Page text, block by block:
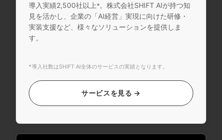
導入実績2,500社以上 *。株式会社SHIFT AIが持つ知
見を活かし、企業の「AI経営」実現に向けた研修・
実装支援など、様々なソリューションを提供しま
す。
*導入社数はSHIFT AI全体のサービスの実績となります。
サービスを見る →